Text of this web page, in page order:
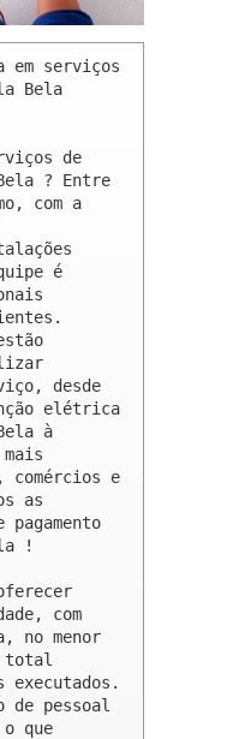
em serviços
Bela
de
? Entre
com a
é
desde
elétrica
à
comércios e
as
pagamento
!
com
no menor
total
de pessoal
que